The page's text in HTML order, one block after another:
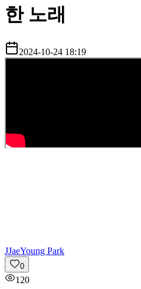
한 노래
2024-10-24 18:19
JJaeYoung Park
0
120